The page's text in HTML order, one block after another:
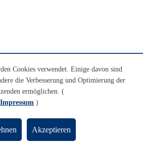
Cookies verwendet. Einige davon sind
die Verbesserung und Optimierung der
ermöglichen. (
Impressum )
Akzeptieren